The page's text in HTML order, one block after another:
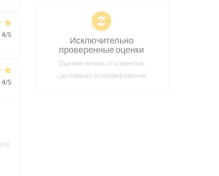
4/5
4/5
Исключительно
проверенные оценки
Оценки только от клиентов,
сделавших резервирование